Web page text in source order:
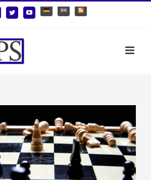
FacebookTwitterYouTubeDeutschEnglish Benutzerdefiniert